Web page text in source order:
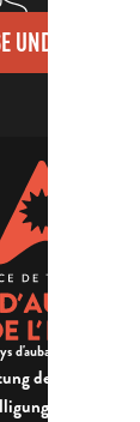
UND KONTAKTE
d'aubagne et de l'étoile -
der